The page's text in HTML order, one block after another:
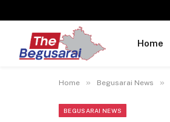
Home
Home » Begusarai News »
BEGUSARAI NEWS